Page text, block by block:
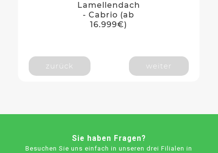
Lamellendach
- Cabrio (ab
16.999€)
zurück weiter
Sie haben Fragen?
Besuchen Sie uns einfach in unseren drei Filialen in